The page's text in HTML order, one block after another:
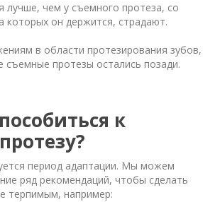
лучше, чем у съемного протеза, со
которых он держится, страдают.
в области протезирования зубов,
съемные протезы остались позади.
к
период адаптации. Мы можем
ряд рекомендаций, чтобы сделать
терпимым, например: